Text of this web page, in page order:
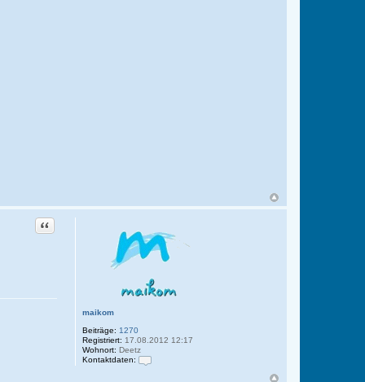
maikom
Beiträge: 1270
Registriert: 17.08.2012 12:17
Wohnort: Deetz
Kontaktdaten:
Zitat